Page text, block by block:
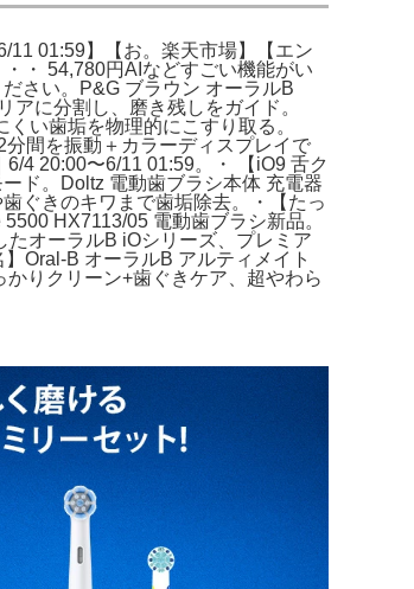
11 01:59】【お。楽天市場】【エン
・ 54,780円AIなどすごい機能がい
さい。P&G ブラウン オーラルB
に分割し、磨き残しをガイド。
い歯垢を物理的にこすり取る。
間を振動＋カラーディスプレイで
4 20:00〜6/11 01:59。・ 【iO9 舌ク
ド。Doltz 電動歯ブラシ本体 充電器
ぐきのキワまで歯垢除去。・【たっ
HX7113/05 電動歯ブラシ新品。
オーラルB iOシリーズ、プレミア
Oral-B オーラルB アルティメイト
りクリーン+歯ぐきケア、超やわら